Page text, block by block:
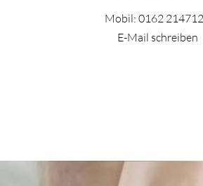
Mobil: 0162
E-Mail schreiben